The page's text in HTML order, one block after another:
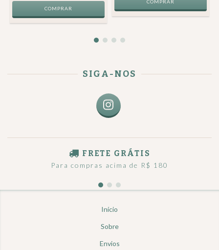
SIGA-NOS
FRETE GRÁTIS
Para compras acima de R$ 180
Início
Sobre
Envios